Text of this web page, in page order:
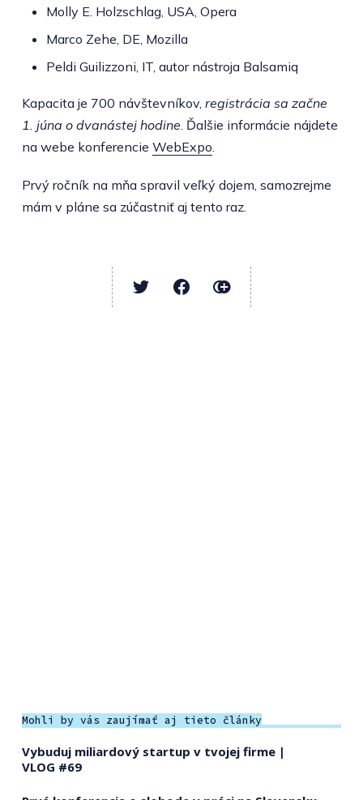
Molly E. Holzschlag, USA, Opera
Marco Zehe, DE, Mozilla
Peldi Guilizzoni, IT, autor nástroja Balsamiq
Kapacita je 700 návštevníkov, registrácia sa začne
1. júna o dvanástej hodine. Ďalšie informácie nájdete
na webe konferencie WebExpo.
Prvý ročník na mňa spravil veľký dojem, samozrejme
mám v pláne sa zúčastniť aj tento raz.
Mohli by vás zaujímať aj tieto články
Vybuduj miliardový startup v tvojej firme |
VLOG #69